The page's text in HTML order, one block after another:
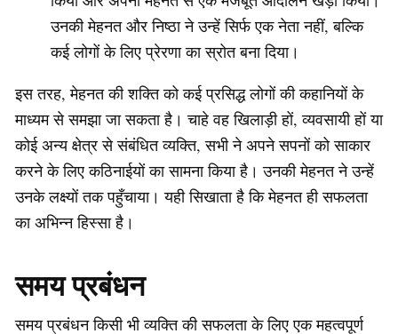
उनकी मेहनत और निष्ठा ने उन्हें सिर्फ एक नेता नहीं, बल्कि
कई लोगों के लिए प्रेरणा का स्रोत बना दिया।
इस तरह, मेहनत की शक्ति को कई प्रसिद्ध लोगों की कहानियों के
माध्यम से समझा जा सकता है। चाहे वह खिलाड़ी हों, व्यवसायी हों या
कोई अन्य क्षेत्र से संबंधित व्यक्ति, सभी ने अपने सपनों को साकार
करने के लिए कठिनाईयों का सामना किया है। उनकी मेहनत ने उन्हें
उनके लक्ष्यों तक पहुँचाया। यही सिखाता है कि मेहनत ही सफलता
का अभिन्न हिस्सा है।
समय प्रबंधन
समय प्रबंधन किसी भी व्यक्ति की सफलता के लिए एक महत्वपूर्ण